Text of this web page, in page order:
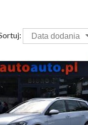
Data dodania